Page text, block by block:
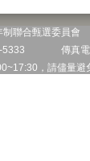
制聯合甄選委員
5333 傳真
，請儘量